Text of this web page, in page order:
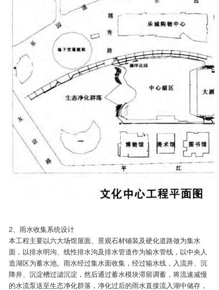
2、雨水收集系统设计
本工程主要以六大场馆屋面、景观石材铺装及硬化道路做为集水
面，以排水明沟、线性排水沟及排水管道作为输水管线，以中央人
造湖区为蓄水池。雨水经过集水面收集，经过输水线，入流井、沉
降井、沉淀槽过滤沉淀，然后通过蓄水模块滞留调蓄，将流速减慢
的水流泵送至生态净化群落，净化过后的雨水直接流入湖中储存，